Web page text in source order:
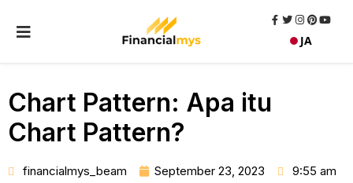
JA
Chart Pattern: Apa itu
Chart Pattern?
financialmys_beam September 23, 2023 9:55 am